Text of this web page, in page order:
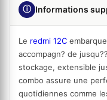
ⓘ Informations
Le redmi 12C
accompagn? de
stockage, extensible
combo assure une
quotidiennes comme